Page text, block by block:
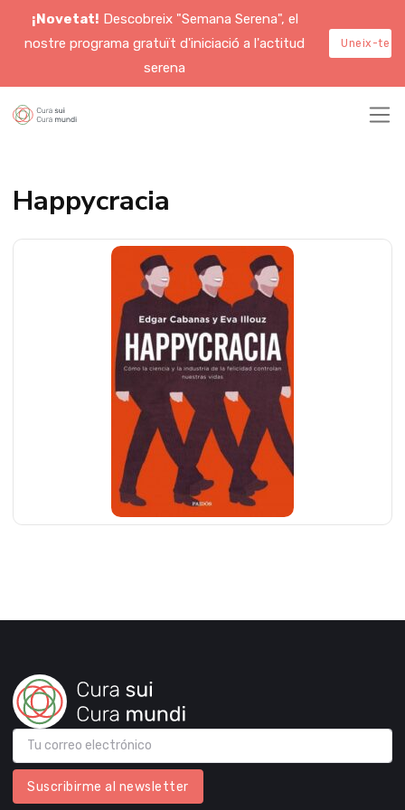
¡Novetat! Descobreix "Semana Serena", el
nostre programa gratuït d'iniciació a l'actitud
serena
Uneix-te
Happycracia
Suscribirme al newsletter